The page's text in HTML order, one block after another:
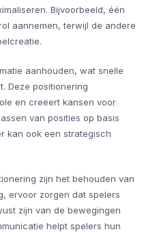
Bijvoorbeeld, één
aannemen, terwijl de andere
aanhouden, wat snelle
Deze positionering
en creëert kansen voor
van posities op basis
kan ook een strategisch
zijn het behouden van
ervoor zorgen dat spelers
zijn van de bewegingen
helpt spelers hun